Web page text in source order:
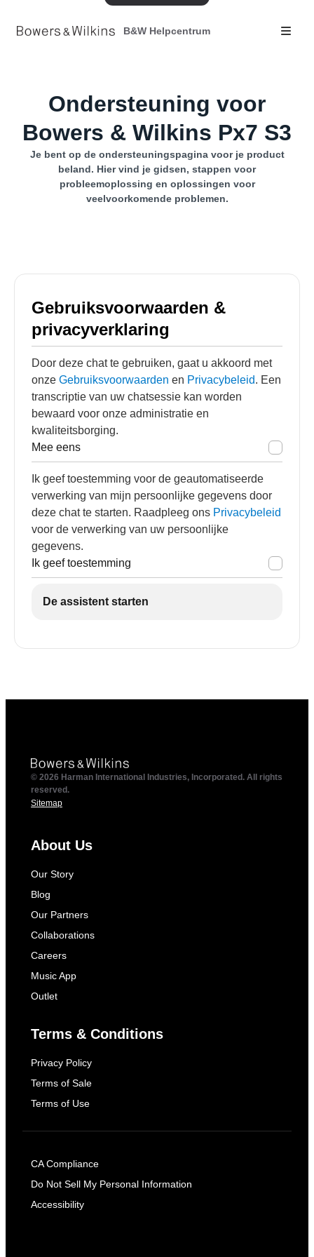
B&W Helpcentrum
Ondersteuning voor
Bowers & Wilkins Px7 S3
Je bent op de ondersteuningspagina voor je product
beland. Hier vind je gidsen, stappen voor
probleemoplossing en oplossingen voor
veelvoorkomende problemen.
Gebruiksvoorwaarden &
privacyverklaring
Door deze chat te gebruiken, gaat u akkoord met
onze Gebruiksvoorwaarden en Privacybeleid. Een
transcriptie van uw chatsessie kan worden
bewaard voor onze administratie en
kwaliteitsborging.
Mee eens
Ik geef toestemming voor de geautomatiseerde
verwerking van mijn persoonlijke gegevens door
deze chat te starten. Raadpleeg ons Privacybeleid
voor de verwerking van uw persoonlijke
gegevens.
Ik geef toestemming
De assistent starten
© 2026 Harman International Industries, Incorporated. All rights
reserved.
Sitemap
About Us
Our Story
Blog
Our Partners
Collaborations
Careers
Music App
Outlet
Terms & Conditions
Privacy Policy
Terms of Sale
Terms of Use
CA Compliance
Do Not Sell My Personal Information
Accessibility